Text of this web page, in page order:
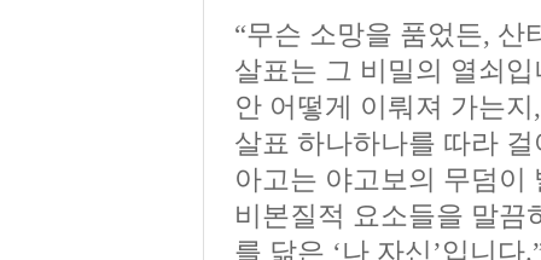
“무슨 소망을 품었든, 산
살표는 그 비밀의 열쇠
안 어떻게 이뤄져 가는
살표 하나하나를 따라
아고는 야고보의 무덤이
비본질적 요소들을 말끔
를 닮은 ‘나 자신’입니다